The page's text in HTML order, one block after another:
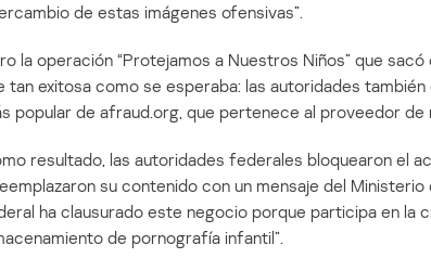
de estas imágenes ofensivas”.
la operación “Protejamos a Nuestros Niños” que
tan exitosa como se esperaba: las autoridades
popular de afraud.org, que pertenece al proveedor de
resultado, las autoridades federales bloquearon el
su contenido con un mensaje del
ha clausurado este negocio porque participa en la
de pornografía infantil”.